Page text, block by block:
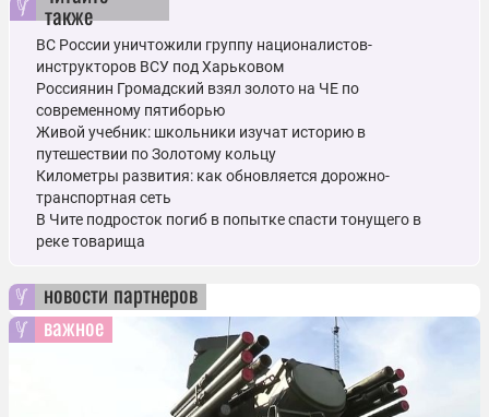
также
ВС России уничтожили группу националистов-
инструкторов ВСУ под Харьковом
Россиянин Громадский взял золото на ЧЕ по
современному пятиборью
Живой учебник: школьники изучат историю в
путешествии по Золотому кольцу
Километры развития: как обновляется дорожно-
транспортная сеть
В Чите подросток погиб в попытке спасти тонущего в
реке товарища
новости партнеров
важное